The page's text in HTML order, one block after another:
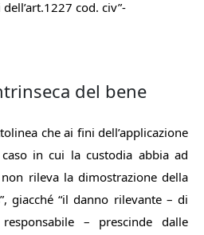
cod. civ”-
del bene
che ai fini dell’applicazione
in cui la custodia abbia ad
rileva la dimostrazione della
giacché “il danno rilevante – di
– prescinde dalle